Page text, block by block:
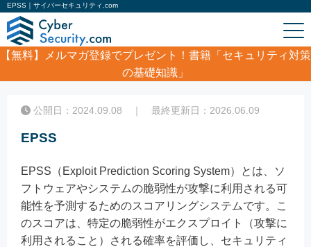
EPSS｜サイバーセキュリティ.com
【無料】
メルマガ登録でプレゼント！書籍「セキュリティ対策
の基礎知識」
EPSS
公開日：2024.09.08 ｜ 最終更新日：2026.06.09
EPSS
EPSS（Exploit Prediction Scoring System）とは、ソ
フトウェアやシステムの脆弱性が攻撃に利用される可
能性を予測するためのスコアリングシステムです。こ
のスコアは、特定の脆弱性がエクスプロイト（攻撃に
利用されること）される確率を評価し、セキュリティ